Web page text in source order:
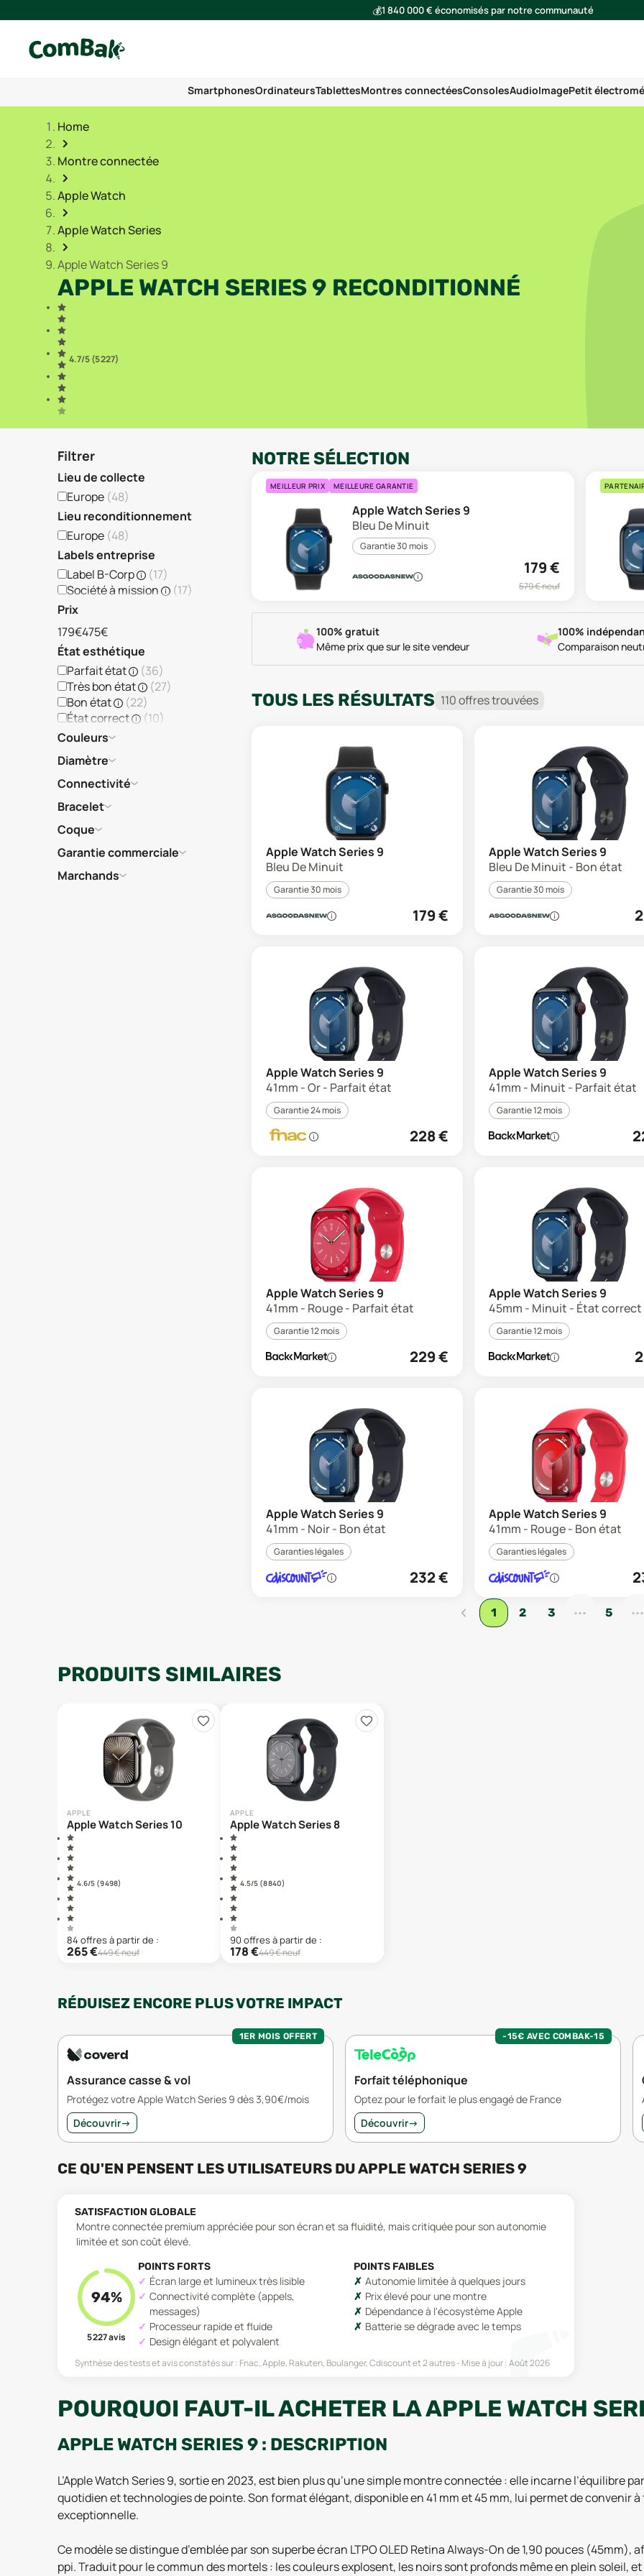
💰1 840 000 € économisés par notre communauté
SmartphonesOrdinateursTablettesMontres connectéesConsolesAudioImagePetit
Home
Montre connectée
Apple Watch
Apple Watch Series
Apple Watch Series 9
APPLE WATCH SERIES 9 RECONDITIONNÉ
4.7/5 (5 227)
Filtrer
Lieu de collecte
Europe (48)
Lieu reconditionnement
Europe (48)
Labels entreprise
Label B-Corp
(17)
Société à mission
(17)
Prix
179€475€
État esthétique
Parfait état
(36)
Très bon état
(27)
Bon état
(22)
État correct
(10)
Couleurs
Diamètre
Connectivité
Bracelet
Coque
Garantie commerciale
Marchands
NOTRE SÉLECTION
MEILLEUR PRIX MEILLEURE GARANTIE
Apple Watch Series 9
Bleu De Minuit
Garantie 30 mois
179€
579€ neuf
100% gratuit
Même prix que sur le site vendeur
100%
Comparaison
TOUS LES RÉSULTATS 110offrestrouvées
Apple Watch Series 9
Bleu De Minuit
Garantie 30 mois
179€
Apple Watch Series 9
Bleu De Minuit - Bon état
Garantie 30 mois
Apple Watch Series 9
41mm - Or - Parfait état
Garantie 24 mois
228€
Apple Watch Series 9
41mm - Minuit - Parfait état
Garantie 12 mois
Apple Watch Series 9
41mm - Rouge - Parfait état
Garantie 12 mois
229€
Apple Watch Series 9
45mm - Minuit - État correct
Garantie 12 mois
Apple Watch Series 9
41mm - Noir - Bon état
Garanties légales
232€
Apple Watch Series 9
41mm - Rouge - Bon état
Garanties légales
‹ 1 2 3 ... 5 ...
PRODUITS SIMILAIRES
APPLE
Apple Watch Series 10
4.6/5 (9 498)
84 offresà partir de :
265€449€ neuf
APPLE
Apple Watch Series 8
4.5/5 (8 840)
90 offresà partir de :
178€449€ neuf
RÉDUISEZ ENCORE PLUS VOTRE IMPACT
1ER MOIS OFFERT
Assurance casse & vol
Protégez votre Apple Watch Series 9 dès 3,90€/mois
Découvrir→
-15€ AVEC COMBAK-15
Forfait téléphonique
Optez pour le forfait le plus engagé de France
Découvrir→
CE QU'EN PENSENT LES UTILISATEURS DUAPPLE WATCH SERIES 9
SATISFACTION GLOBALE
Montre connectée premium appréciée pour son écran et sa fluidité, mais critiquée pour son autonomie
limitée et son coût élevé.
94%
5 227avis
POINTS FORTS
Écran large et lumineux très lisible
Connectivité complète (appels,
messages)
Processeur rapide et fluide
Design élégant et polyvalent
POINTS FAIBLES
Autonomie limitée à quelques jours
Prix élevé pour une montre
Dépendance à l'écosystème Apple
Batterie se dégrade avec le temps
Synthèse des tests et avis constatés sur : Fnac, Apple, Rakuten, Boulanger, Cdiscountet 2 autres Mise à jour :Août 2026
POURQUOI FAUT-IL ACHETER LA APPLE WATCH
APPLE WATCH SERIES 9 : DESCRIPTION
L’Apple Watch Series 9, sortie en 2023, est bien plus qu’une simple montre connectée : elle incarne l’équilibre
quotidien et technologies de pointe. Son format élégant, disponible en 41 mm et 45 mm, lui permet de convenir
exceptionnelle.
Ce modèle se distingue d’emblée par son superbe écran LTPO OLED Retina Always-On de 1,90 pouces
ppi. Traduit pour le commun des mortels : les couleurs explosent, les noirs sont profonds même en plein soleil,